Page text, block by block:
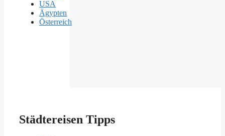
USA
Ägypten
Österreich
Städtereisen Tipps